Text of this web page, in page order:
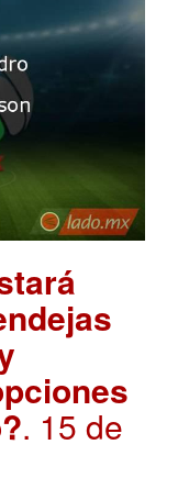
. 15 de